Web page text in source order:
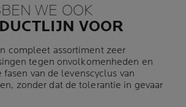
WE OOK
VOOR
compleet assortiment zeer
tegen onvolkomenheden en
van de levenscyclus van
zonder dat de tolerantie in gevaar